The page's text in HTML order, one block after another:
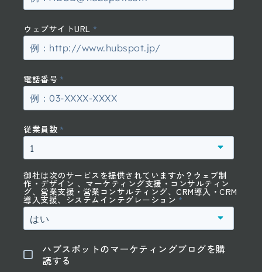
ウェブサイトURL *
電話番号 *
従業員数 *
御社は次のサービスを提供されていますか？ウェブ制
作・デザイン 、マーケティング支援・コンサルティン
グ、営業支援・営業コンサルティング、CRM導入・CRM
導入支援、システムインテグレーション *
ハブスポットのマーケティングブログを購
読する